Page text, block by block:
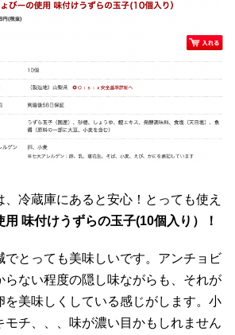
冷蔵庫にあると安心！とっても使え
用 味付けうずらの玉子(10個入り）！
でとっても美味しいです。アンチョビ
らない程度の隠し味ながらも、それが
を美味しくしている感じがします。小
モチ、、、味が濃い目かもしれません